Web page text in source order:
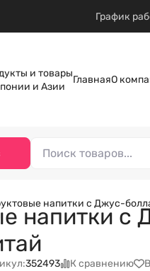
График
и товары
и Азии
ГлавнаяО
напитки с Джус-
напитки с
352493 К сравнению